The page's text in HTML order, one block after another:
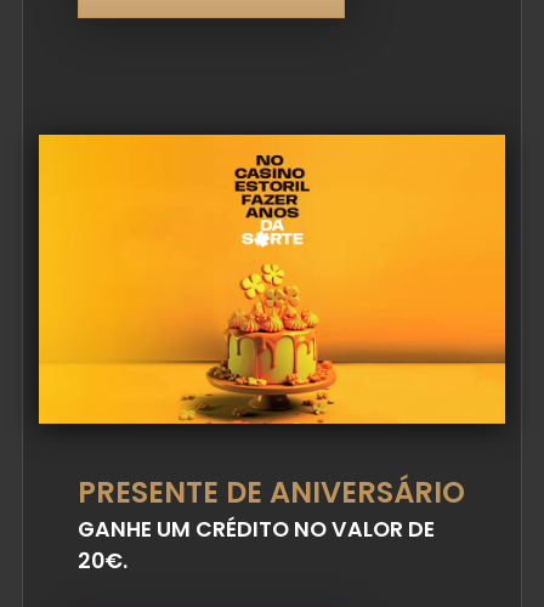
PRESENTE DE ANIVERSÁRIO
GANHE UM CRÉDITO NO VALOR DE
20€.